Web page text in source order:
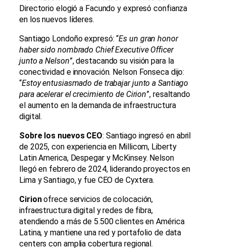
Directorio elogió a Facundo y expresó confianza
en los nuevos líderes.
Santiago Londoño expresó: “Es un gran honor
haber sido nombrado Chief Executive Officer
junto a Nelson”, destacando su visión para la
conectividad e innovación. Nelson Fonseca dijo:
“Estoy entusiasmado de trabajar junto a Santiago
para acelerar el crecimiento de Cirion”, resaltando
el aumento en la demanda de infraestructura
digital.
Sobre los nuevos CEO: Santiago ingresó en abril
de 2025, con experiencia en Millicom, Liberty
Latin America, Despegar y McKinsey. Nelson
llegó en febrero de 2024, liderando proyectos en
Lima y Santiago, y fue CEO de Cyxtera.
Cirionofrece servicios de colocación,
infraestructura digital y redes de fibra,
atendiendo a más de 5.500 clientes en América
Latina, y mantiene una red y portafolio de data
centers con amplia cobertura regional.